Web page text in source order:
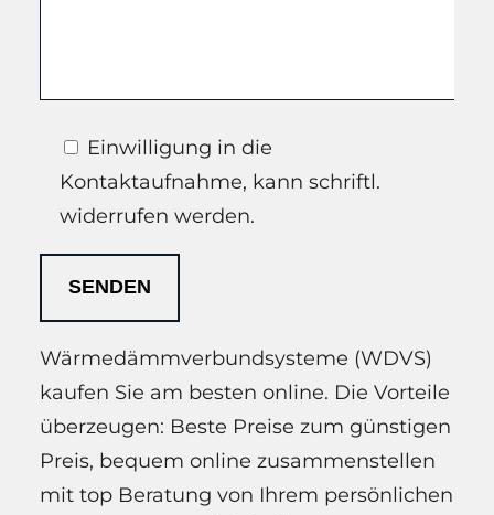
Einwilligung in die
Kontaktaufnahme, kann schriftl.
widerrufen werden.
Wärmedämmverbundsysteme (WDVS)
kaufen Sie am besten online. Die Vorteile
überzeugen: Beste Preise zum günstigen
Preis, bequem online zusammenstellen
mit top Beratung von Ihrem persönlichen